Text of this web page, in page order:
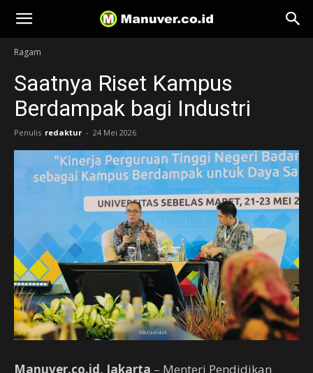
Manuver
Ragam
Saatnya Riset Kampus
Berdampak bagi Industri
Penulis redaktur - 24 Mei 2026
Manuver.co.id, Jakarta – Menteri Pendidikan